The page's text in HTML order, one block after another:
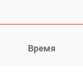
Время